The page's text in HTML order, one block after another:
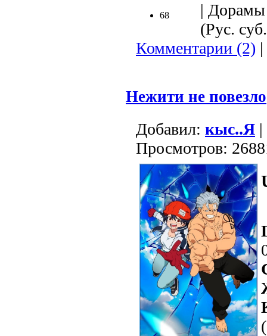
68
|
(Рус.
Комментарии (2) |
Нежити не повезло
Добавил: кыс..Я
Просмотров: